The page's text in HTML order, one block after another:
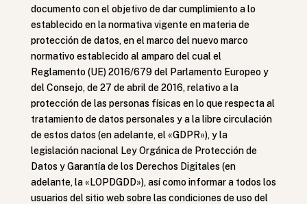
documento con el objetivo de dar cumplimiento a lo
establecido en la normativa vigente en materia de
protección de datos, en el marco del nuevo marco
normativo establecido al amparo del cual el
Reglamento (UE) 2016/679 del Parlamento Europeo y
del Consejo, de 27 de abril de 2016, relativo a la
protección de las personas físicas en lo que respecta al
tratamiento de datos personales y a la libre circulación
de estos datos (en adelante, el «GDPR»), y la
legislación nacional Ley Orgánica de Protección de
Datos y Garantía de los Derechos Digitales (en
adelante, la «LOPDGDD»), así como informar a todos los
usuarios del sitio web sobre las condiciones de uso del